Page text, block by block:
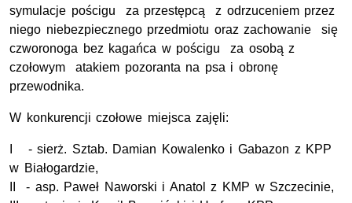
symulacje pościgu za przestępcą z odrzuceniem przez
niego niebezpiecznego przedmiotu oraz zachowanie się
czworonoga bez kagańca w pościgu za osobą z
czołowym atakiem pozoranta na psa i obronę
przewodnika.
W konkurencji czołowe miejsca zajęli:
I - sierż. Sztab. Damian Kowalenko i Gabazon z KPP
w Białogardzie,
II - asp. Paweł Naworski i Anatol z KMP w Szczecinie,